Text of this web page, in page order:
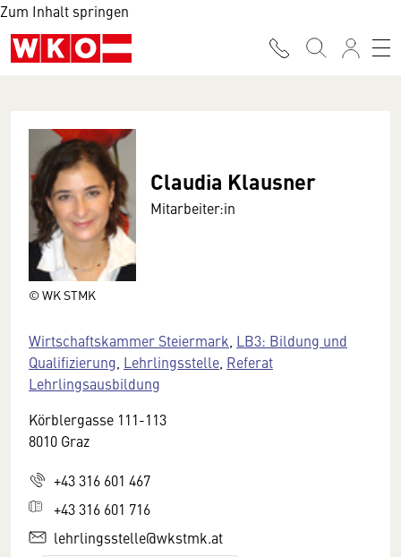
Zum Inhalt springen
© WK STMK
Claudia Klausner
Mitarbeiter:in
Wirtschaftskammer Steiermark LB3: Bildung und
Qualifizierung Lehrlingsstelle Referat
Lehrlingsausbildung
Körblergasse 111-113
8010 Graz
+43 316 601 467
+43 316 601 716
lehrlingsstelle@wkstmk.at